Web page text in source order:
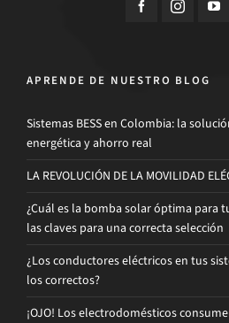
APRENDE DE NUESTRO BLOG
Sistemas BESS en Colombia: la
energética y ahorro real
LA REVOLUCIÓN DE LA MOVILIDAD
¿Cuál es la bomba solar óptima para
las claves para una correcta selección
¿Los conductores eléctricos en tus
los correctos?
¡OJO! Los electrodomésticos